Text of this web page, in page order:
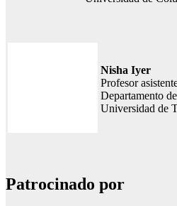
Nisha Iyer
Profesor
Departamento
Universidad de
Patrocinado por